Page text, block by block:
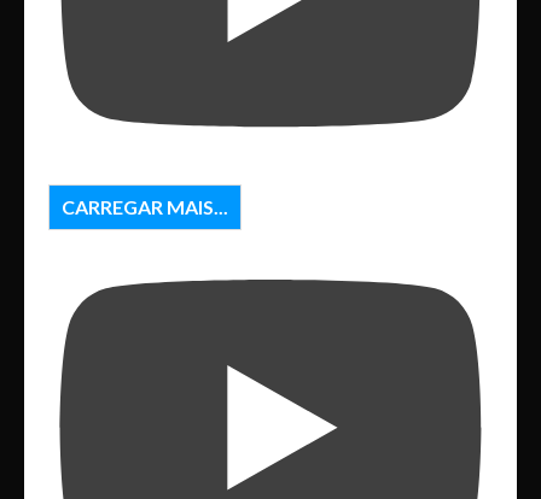
CARREGAR MAIS...